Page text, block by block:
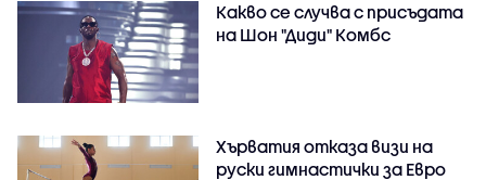
Какво се случва с присъдата
на Шон "Диди" Комбс
Хърватия отказа визи на
руски гимнастички за Евро